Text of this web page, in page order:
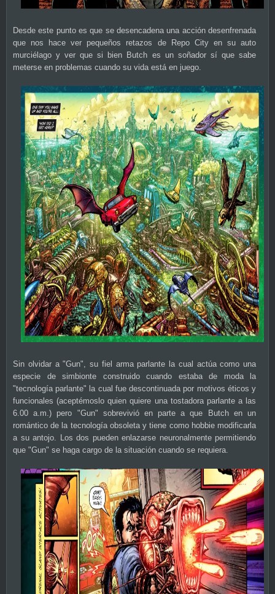
Desde este punto es que se desencadena una acción desenfrenada
que nos hace ver pequeños retazos de Repo City en su auto
murciélago y ver que si bien Butch es un soñador sí que sabe
meterse en problemas cuando su vida está en juego.
Sin olvidar a "Gun", su fiel arma parlante la cual actúa como una
especie de simbionte construido cuando estaba de moda la
"tecnología parlante" la cual fue descontinuada por motivos éticos y
funcionales (aceptémoslo quien quiere una tostadora parlante a las
6.00 a.m.) pero "Gun" sobrevivió en parte a que Butch en un
romántico de la tecnología obsoleta y tiene como hobbie modificarla
a su antojo. Los dos pueden enlazarse neuronalmente permitiendo
que "Gun" se haga cargo de la situación cuando se requiera.